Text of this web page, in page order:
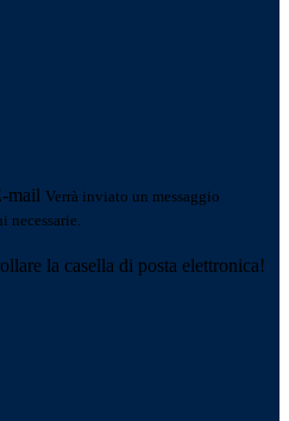
mail Verrà inviato un messaggio
la casella di posta elettronica!